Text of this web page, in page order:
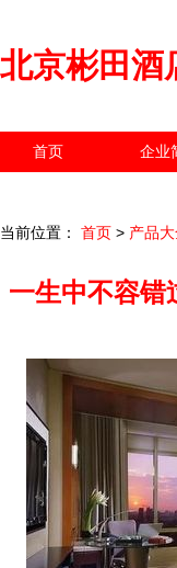
北京彬田酒
首页 企业
当前位置： 首页 > 产品
一生中不容错